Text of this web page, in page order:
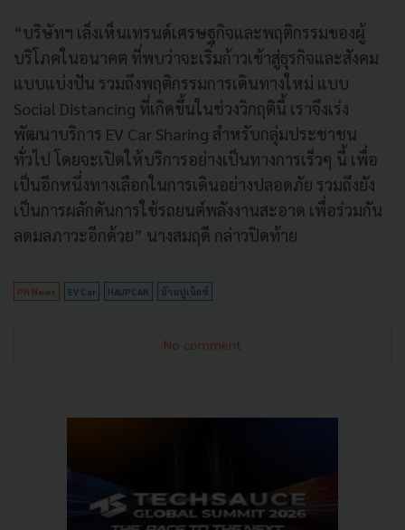
“บริษัทฯ เล็งเห็นเทรนด์เศรษฐกิจและพฤติกรรมของผู้
บริโภคในอนาคต ที่พบว่าจะเริ่มก้าวเข้าสู่ธุรกิจและสังคม
แบบแบ่งปัน รวมถึงพฤติกรรมการเดินทางใหม่ แบบ
Social Distancing ที่เกิดขึ้นในช่วงวิกฤตินี้ เราจึงเร่ง
พัฒนาบริการ EV Car Sharing สำหรับกลุ่มประชาชน
ทั่วไป โดยจะเปิดให้บริการอย่างเป็นทางการเร็วๆ นี้ เพื่อ
เป็นอีกหนึ่งทางเลือกในการเดินอย่างปลอดภัย รวมถึงยัง
เป็นการผลักดันการใช้รถยนต์พลังงานสะอาด เพื่อร่วมกัน
ลดมลภาวะอีกด้วย” นางสมฤดี กล่าวปิดท้าย
PR News EV Car HAUPCAR บ้านปูเน็กซ์
No comment